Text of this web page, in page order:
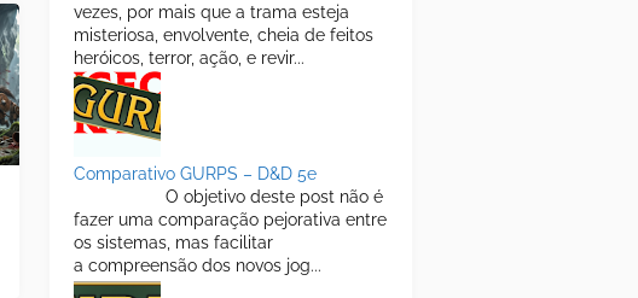
vezes, por mais que a trama esteja
misteriosa, envolvente, cheia de feitos
heróicos, terror, ação, e revir...
Comparativo GURPS – D&D 5e
O objetivo deste post não é
fazer uma comparação pejorativa entre
os sistemas, mas facilitar
a compreensão dos novos jog...